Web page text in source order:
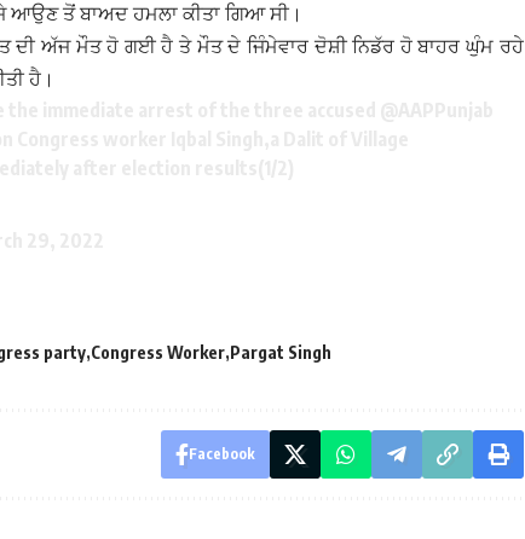
ਆਉਣ ਤੋਂ ਬਾਅਦ ਹਮਲਾ ਕੀਤਾ ਗਿਆ ਸੀ।
ਦੀ ਅੱਜ ਮੌਤ ਹੋ ਗਈ ਹੈ ਤੇ ਮੌਤ ਦੇ ਜਿੰਮੇਵਾਰ ਦੋਸ਼ੀ ਨਿਡੱਰ ਹੋ ਬਾਹਰ ਘੁੰਮ ਰਹੇ
ਹੈ।
party Congress Worker Pargat Singh
Facebook